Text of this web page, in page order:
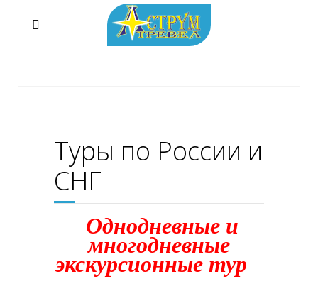
Туры по России и
СНГ
Однодневные и
многодневные
экскурсионные тур